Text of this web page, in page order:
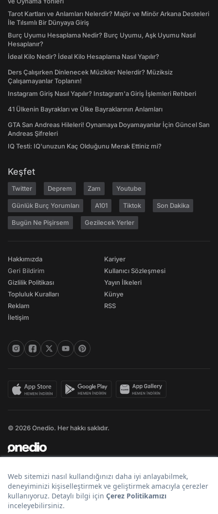
Tarot Kartları ve Anlamları Nelerdir? Majör ve Minör Arkana Desteleri
İle Tılsımlı Bir Dünyaya Giriş
Burç Uyumu Hesaplama Nedir? Burç Uyumu, Aşk Uyumu Nasıl
Hesaplanır?
İdeal Kilo Nedir? İdeal Kilo Hesaplama Nasıl Yapılır?
Ders Çalışırken Dinlenecek Müzikler Nelerdir? Müziksiz
Çalışamayanlar Toplanın!
Instagram Giriş Nasıl Yapılır? Instagram'a Giriş İşlemleri Rehberi
41 Ülkenin Bayrakları ve Ülke Bayraklarının Anlamları
GTA San Andreas Hileleri! Oynamaya Doyamayanlar İçin Güncel San
Andreas Şifreleri
IQ Testi: IQ'unuzun Kaç Olduğunu Merak Ettiniz mi?
Keşfet
Twitter Deprem Zam Youtube
Günlük Burç Yorumları A101 Tiktok Son Dakika
Bugün Ne Pişirsem Gezilecek Yerler
Hakkımızda
Geri Bildirim
Gizlilik Politikası
Topluluk Kuralları
Reklam
İletişim
Kariyer
Kullanıcı Sözleşmesi
Yayın İlkeleri
Künye
RSS
© 2026 Onedio. Her hakkı saklıdır.
Bir markasıdır.